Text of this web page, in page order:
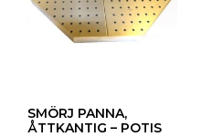
SMÖRJ PANNA,
ÅTTKANTIG – POTIS